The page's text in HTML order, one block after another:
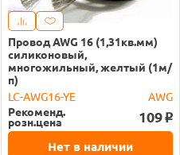
Провод AWG 16 (1,31кв.мм)
силиконовый,
многожильный, желтый (1м/
п)
LC-AWG16-YE
AWG
Рекоменд.
розн.цена 109 o
Нет в наличии